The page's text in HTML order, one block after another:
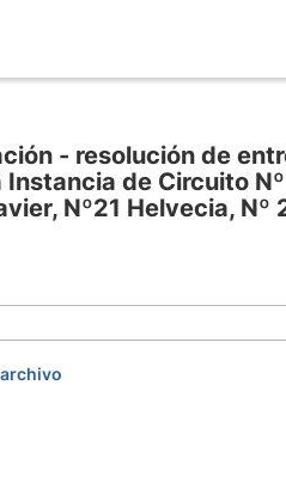
- resolución de
Instancia de Circuito
Nº21 Helvecia,